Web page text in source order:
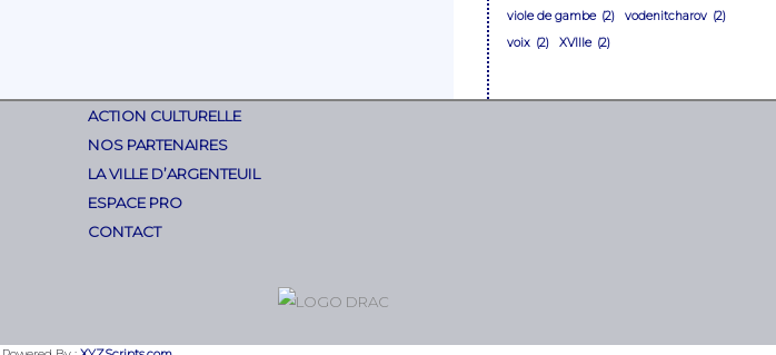
viole de gambe (2) vodenitcharov (2)
voix (2) XVIIIe (2)
ACTION CULTURELLE
NOS PARTENAIRES
LA VILLE D’ARGENTEUIL
ESPACE PRO
CONTACT